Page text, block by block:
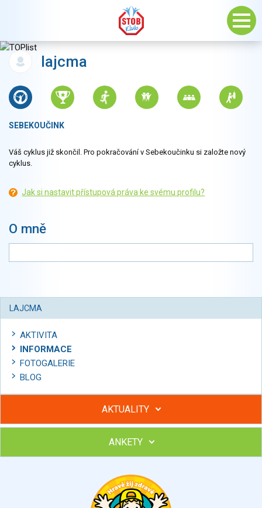
lajcma
SEBEKOUČINK
Váš cyklus již skončil. Pro pokračování v Sebekoučinku si založte nový
cyklus.
Jak si nastavit přístupová práva ke svému profilu?
O mně
LAJCMA
AKTIVITA
INFORMACE
FOTOGALERIE
BLOG
AKTUALITY
Hubněte s podporou lektorky a skupiny v kurzech STOBu
Chcete poradit s hubnutím? Najděte si odborníka STOBu ve
ANKETY